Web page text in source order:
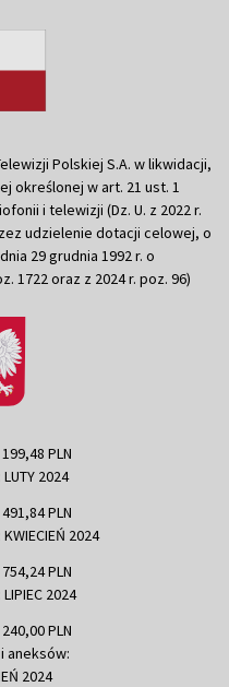
Polskiej S.A. w likwidacji,
określonej w art. 21 ust. 1
i telewizji (Dz. U. z 2022 r.
udzielenie dotacji celowej, o
29 grudnia 1992 r. o
1722 oraz z 2024 r. poz. 96)
PLN
2024
PLN
2024
PLN
2024
PLN
aneksów:
2024